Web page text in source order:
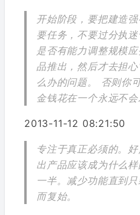
开始阶段，要把建造
要任务，不要过分执
是否有能力调整规模
品推出，然后才去担
么办的问题。 否则你
金钱花在一个永远不会
2013-11-12 08:21:50
专注于真正必须的。
出产品应该成为什么
一半。减少功能直到
而复始。